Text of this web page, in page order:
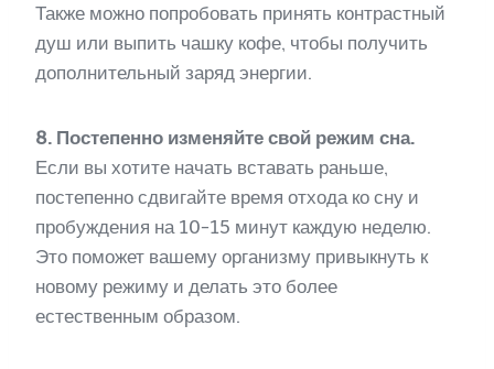
Также можно попробовать принять контрастный
душ или выпить чашку кофе, чтобы получить
дополнительный заряд энергии.
8. Постепенно изменяйте свой режим сна.
Если вы хотите начать вставать раньше,
постепенно сдвигайте время отхода ко сну и
пробуждения на 10-15 минут каждую неделю.
Это поможет вашему организму привыкнуть к
новому режиму и делать это более
естественным образом.